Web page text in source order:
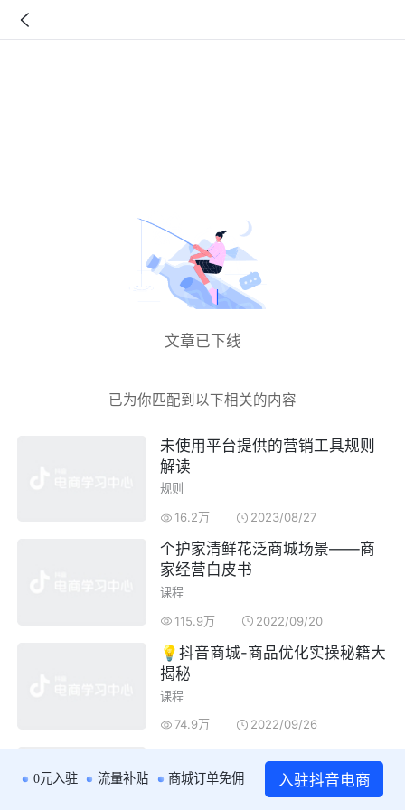
文章已下线
已为你匹配到以下相关的内容
未使用平台提供的营销工具规则
解读
规则
16.2万
2023/08/27
个护家清鲜花泛商城场景——商
家经营白皮书
课程
115.9万
2022/09/20
💡抖音商城-商品优化实操秘籍大
揭秘
课程
74.9万
2022/09/26
必读！
0元入驻 流量补贴 商城订单免佣 入驻抖音电商